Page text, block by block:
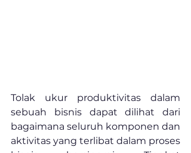
Tolak ukur produktivitas dalam
sebuah bisnis dapat dilihat dari
bagaimana seluruh komponen dan
aktivitas yang terlibat dalam proses